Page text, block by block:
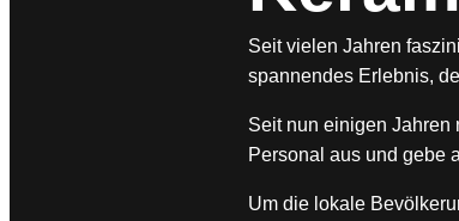
Seit vielen Jahren
spannendes Erlebnis,
Seit nun einigen Jahren
Personal aus und gebe
Um die lokale